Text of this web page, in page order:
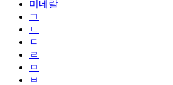
미네랄
ㄱ
ㄴ
ㄷ
ㄹ
ㅁ
ㅂ